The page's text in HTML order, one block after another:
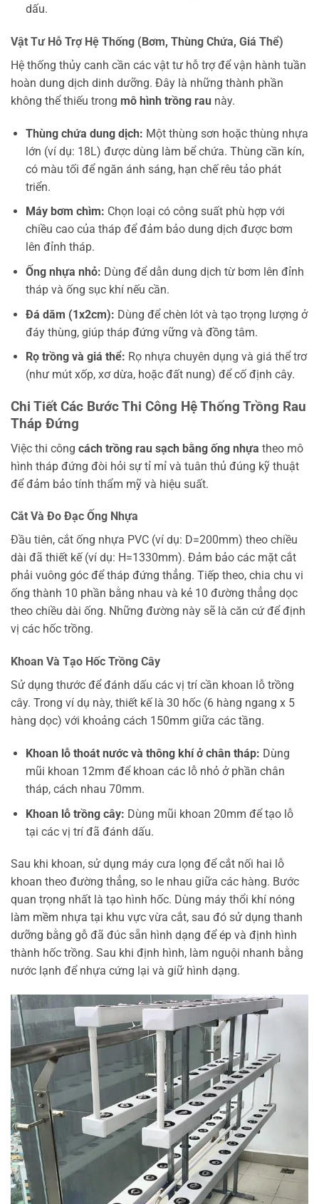
dấu.
Vật Tư Hỗ Trợ Hệ Thống (Bơm, Thùng Chứa, Giá Thể)
Hệ thống thủy canh cần các vật tư hỗ trợ để vận hành tuần
hoàn dung dịch dinh dưỡng. Đây là những thành phần
không thể thiếu trong mô hình trồng rau này.
Thùng chứa dung dịch: Một thùng sơn hoặc thùng nhựa
lớn (ví dụ: 18L) được dùng làm bể chứa. Thùng cần kín,
có màu tối để ngăn ánh sáng, hạn chế rêu tảo phát
triển.
Máy bơm chìm: Chọn loại có công suất phù hợp với
chiều cao của tháp để đảm bảo dung dịch được bơm
lên đỉnh tháp.
Ống nhựa nhỏ: Dùng để dẫn dung dịch từ bơm lên đỉnh
tháp và ống sục khí nếu cần.
Đá dăm (1x2cm): Dùng để chèn lót và tạo trọng lượng ở
đáy thùng, giúp tháp đứng vững và đồng tâm.
Rọ trồng và giá thể: Rọ nhựa chuyên dụng và giá thể trơ
(như mút xốp, xơ dừa, hoặc đất nung) để cố định cây.
Chi Tiết Các Bước Thi Công Hệ Thống Trồng Rau
Tháp Đứng
Việc thi công cách trồng rau sạch bằng ống nhựa theo mô
hình tháp đứng đòi hỏi sự tỉ mỉ và tuân thủ đúng kỹ thuật
để đảm bảo tính thẩm mỹ và hiệu suất.
Cắt Và Đo Đạc Ống Nhựa
Đầu tiên, cắt ống nhựa PVC (ví dụ: D=200mm) theo chiều
dài đã thiết kế (ví dụ: H=1330mm). Đảm bảo các mặt cắt
phải vuông góc để tháp đứng thẳng. Tiếp theo, chia chu vi
ống thành 10 phần bằng nhau và kẻ 10 đường thẳng dọc
theo chiều dài ống. Những đường này sẽ là căn cứ để định
vị các hốc trồng.
Khoan Và Tạo Hốc Trồng Cây
Sử dụng thước để đánh dấu các vị trí cần khoan lỗ trồng
cây. Trong ví dụ này, thiết kế là 30 hốc (6 hàng ngang x 5
hàng dọc) với khoảng cách 150mm giữa các tầng.
Khoan lỗ thoát nước và thông khí ở chân tháp: Dùng
mũi khoan 12mm để khoan các lỗ nhỏ ở phần chân
tháp, cách nhau 70mm.
Khoan lỗ trồng cây: Dùng mũi khoan 20mm để tạo lỗ
tại các vị trí đã đánh dấu.
Sau khi khoan, sử dụng máy cưa lọng để cắt nối hai lỗ
khoan theo đường thẳng, so le nhau giữa các hàng. Bước
quan trọng nhất là tạo hình hốc. Dùng máy thổi khí nóng
làm mềm nhựa tại khu vực vừa cắt, sau đó sử dụng thanh
dưỡng bằng gỗ đã đúc sẵn hình dạng để ép và định hình
thành hốc trồng. Sau khi định hình, làm nguội nhanh bằng
nước lạnh để nhựa cứng lại và giữ hình dạng.